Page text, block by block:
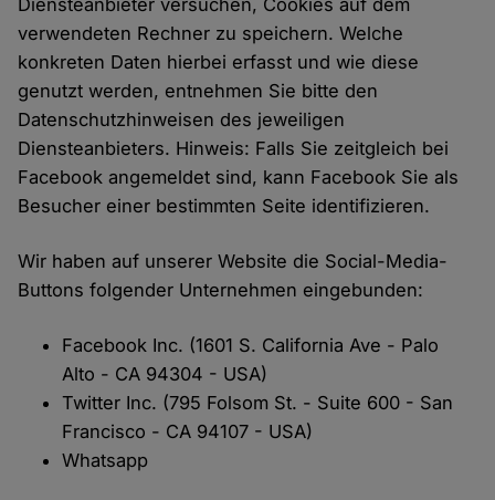
Diensteanbieter versuchen, Cookies auf dem
verwendeten Rechner zu speichern. Welche
konkreten Daten hierbei erfasst und wie diese
genutzt werden, entnehmen Sie bitte den
Datenschutzhinweisen des jeweiligen
Diensteanbieters. Hinweis: Falls Sie zeitgleich bei
Facebook angemeldet sind, kann Facebook Sie als
Besucher einer bestimmten Seite identifizieren.
Wir haben auf unserer Website die Social-Media-
Buttons folgender Unternehmen eingebunden:
Facebook Inc. (1601 S. California Ave - Palo
Alto - CA 94304 - USA)
Twitter Inc. (795 Folsom St. - Suite 600 - San
Francisco - CA 94107 - USA)
Whatsapp